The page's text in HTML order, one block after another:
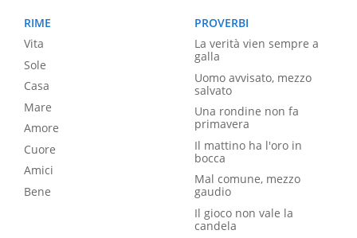
RIME
Vita
Sole
Casa
Mare
Amore
Cuore
Amici
Bene
PROVERBI
La verità vien sempre a
galla
Uomo avvisato, mezzo
salvato
Una rondine non fa
primavera
Il mattino ha l'oro in
bocca
Mal comune, mezzo
gaudio
Il gioco non vale la
candela